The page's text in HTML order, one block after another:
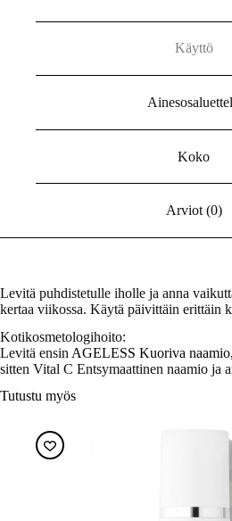
Käyttö
Koko
Arviot (0)
Levitä puhdistetulle iholle ja anna
kertaa viikossa. Käytä päivittäin erittäin
Kotikosmetologihoito:
Levitä ensin AGELESS Kuoriva naamio
sitten Vital C Entsymaattinen naamio ja
Tutustu myös